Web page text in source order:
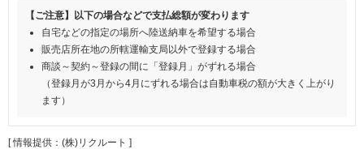
【ご注意】以下の場合などで支払総額が変わります
自宅などの指定の場所へ陸送納車を希望する場合
販売店所在地の所轄運輸支局以外で登録する場合
商談～契約～登録の間に「登録月」がずれる場合
（登録月が3月から4月にずれる場合は自動車税の額が大きく上がり
ます）
[ 情報提供：(株)リクルート ]